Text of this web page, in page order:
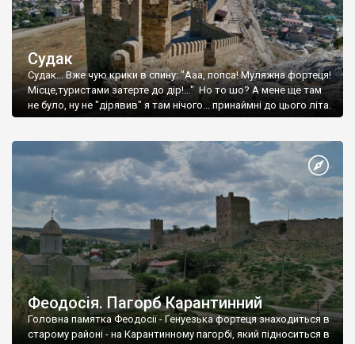
Судак
Судак... Вже чую крики в спину: "Ааа, попса! Муляжна фортеця!
Місце,туристами затерте до дір!..." Но то шо? А мене ще там
не було, ну не "дірявив" я там нічого... принаймні до цього літа.
Феодосія. Пагорб Карантинний
Головна памятка Феодосії - Генуезька фортеця знаходиться в
старому районі - на Карантинному пагорбі, який підноситься в